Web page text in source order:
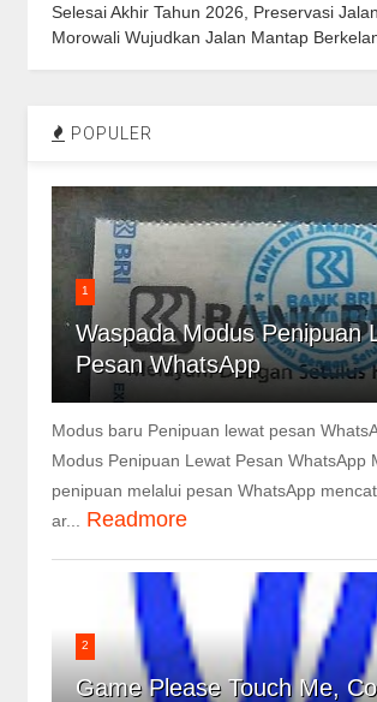
Selesai Akhir Tahun 2026, Preservasi
Morowali Wujudkan Jalan Mantap
POPULER
1
Waspada Modus Penipuan
Pesan WhatsApp
Modus baru Penipuan lewat pesan
Modus Penipuan Lewat Pesan WhatsApp
penipuan melalui pesan WhatsApp
ar...
Readmore
2
Game Please Touch Me,